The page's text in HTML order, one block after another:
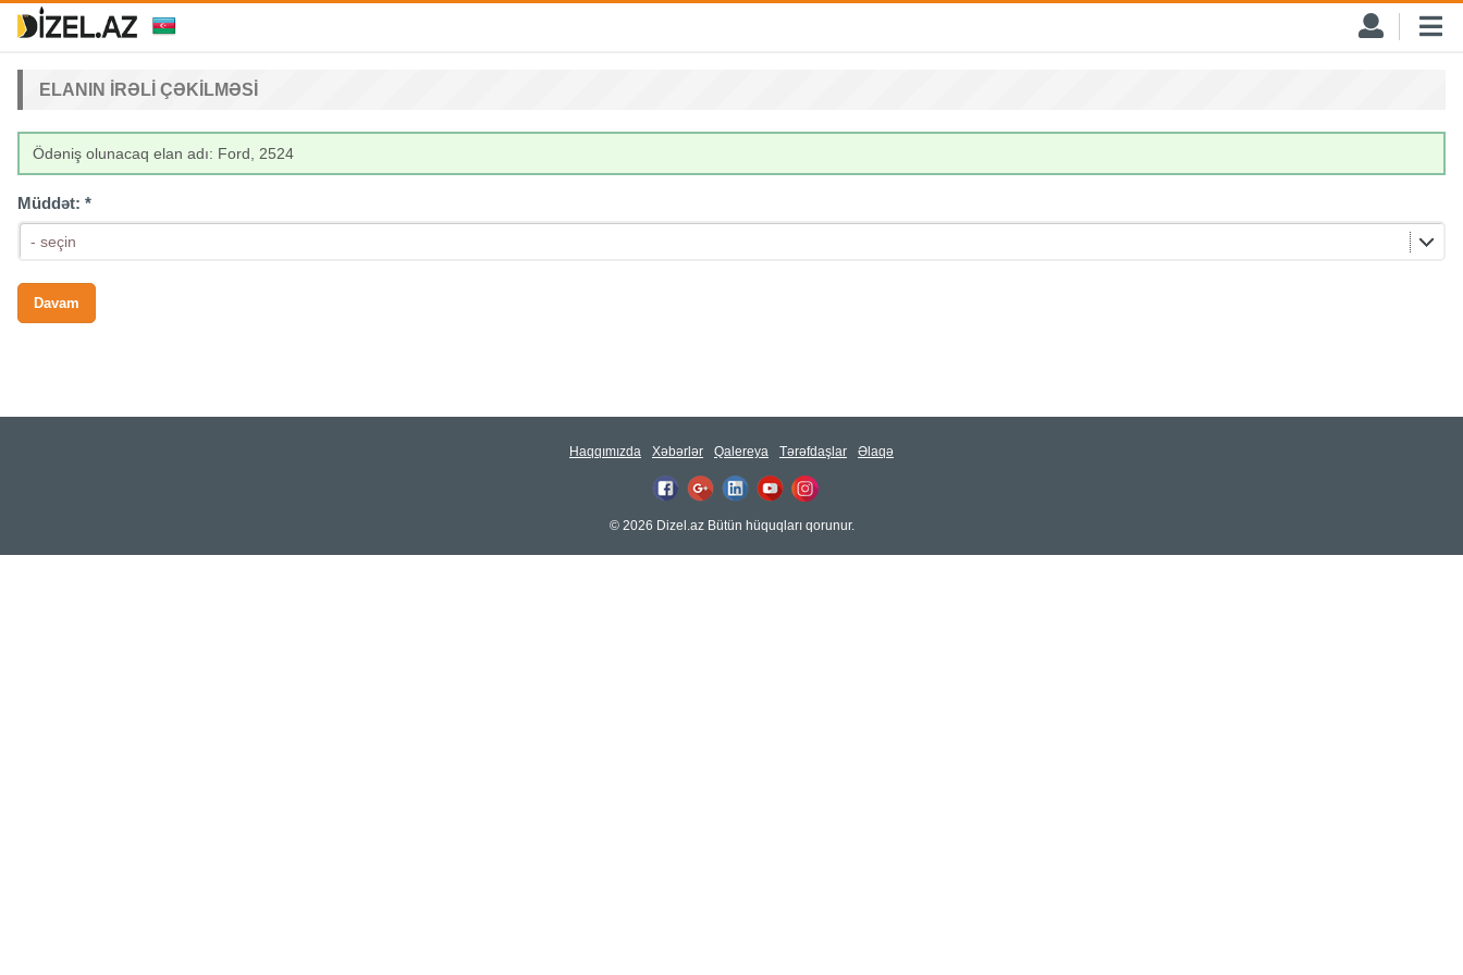
ELANIN IRƏLI ÇƏKILMƏSI
Ödəniş olunacaq elan adı: Ford, 2524
Müddət: *
- seçin
Haqqımızda Xəbərlər Qalereya Tərəfdaşlar Əlaqə
© 2026 Dizel.az Bütün hüquqları qorunur.